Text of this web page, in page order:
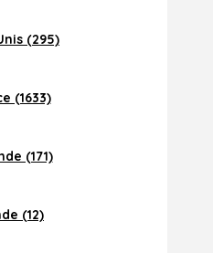
(295)
(1633)
(171)
(12)